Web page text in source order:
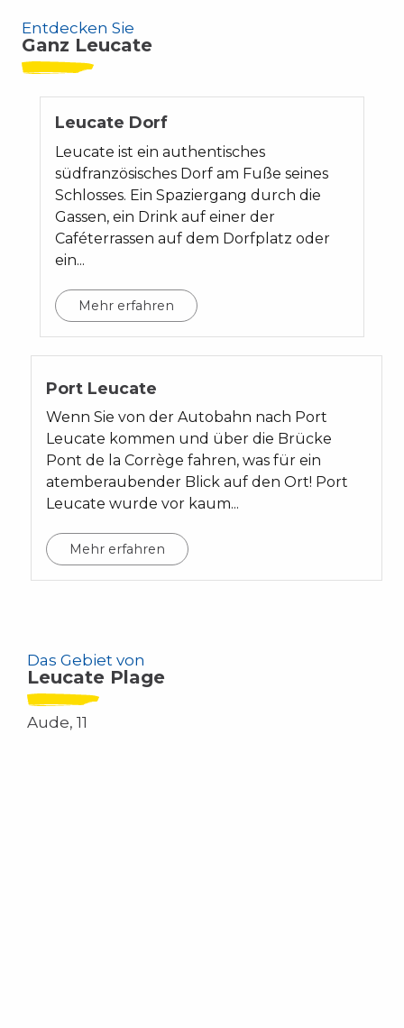
Entdecken Sie
Ganz Leucate
Leucate Dorf
Leucate ist ein authentisches
südfranzösisches Dorf am Fuße seines
Schlosses. Ein Spaziergang durch die
Gassen, ein Drink auf einer der
Caféterrassen auf dem Dorfplatz oder
ein...
Mehr erfahren
Port Leucate
Wenn Sie von der Autobahn nach Port
Leucate kommen und über die Brücke
Pont de la Corrège fahren, was für ein
atemberaubender Blick auf den Ort! Port
Leucate wurde vor kaum...
Mehr erfahren
Das Gebiet von
Leucate Plage
Aude, 11